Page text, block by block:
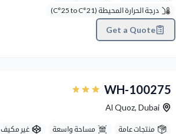
درجة الحرارة المحيطة (C°25 to C°21)
Get a Quote
WH-100275
Al Quoz, Dubai
منتجات عامة مساحة واسعة غير مكيف